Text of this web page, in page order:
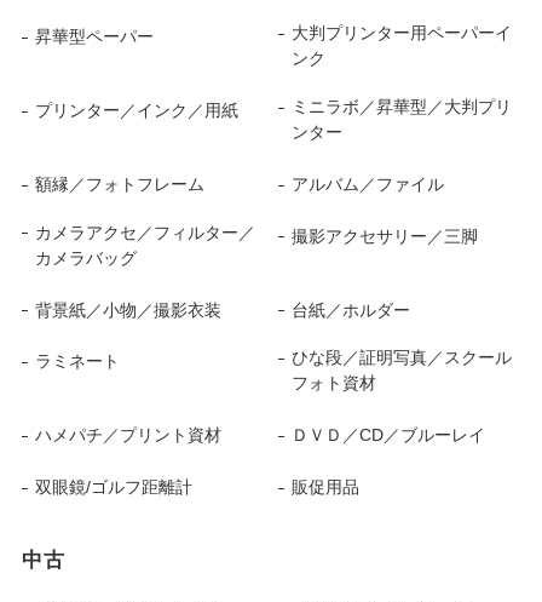
昇華型ペーパー
大判プリンター用ペーパーイ
ンク
プリンター／インク／用紙
ミニラボ／昇華型／大判プリ
ンター
額縁／フォトフレーム アルバム／ファイル
カメラアクセ／フィルター／
カメラバッグ
撮影アクセサリー／三脚
背景紙／小物／撮影衣装 台紙／ホルダー
ラミネート
ひな段／証明写真／スクール
フォト資材
ハメパチ／プリント資材 ＤＶＤ／CD／ブルーレイ
双眼鏡/ゴルフ距離計 販促用品
中古